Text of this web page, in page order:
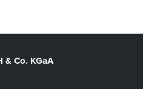
& Co. KGaA